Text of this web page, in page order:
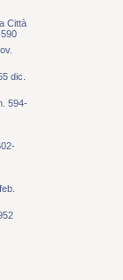
Città
dic.
594-